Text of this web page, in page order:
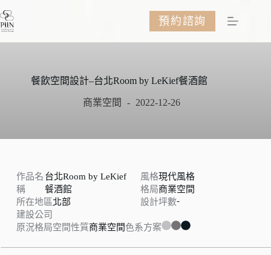
至
預約諮詢
餐飲空間設計–台北Room by LeKief餐酒館
商業空間 2022-12-26
作品名
稱
台北Room by LeKief
餐酒館
所在地區北部
建設公司
風格現代風格
格局商業空間
設計坪數-
原況格局空間性質商業空間色系方案